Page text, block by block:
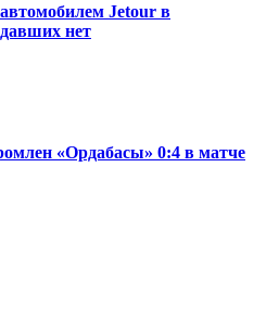
Jetour в
нет
«Ордабасы» 0:4 в матче